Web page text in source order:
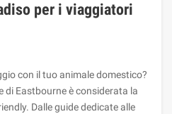
per i viaggiatori
con il tuo animale domestico?
di Eastbourne è considerata la
Dalle guide dedicate alle